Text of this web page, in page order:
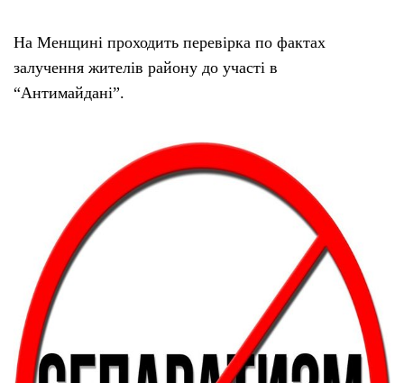
На Менщині проходить перевірка по фактах
залучення жителів району до участі в
“Антимайдані”.